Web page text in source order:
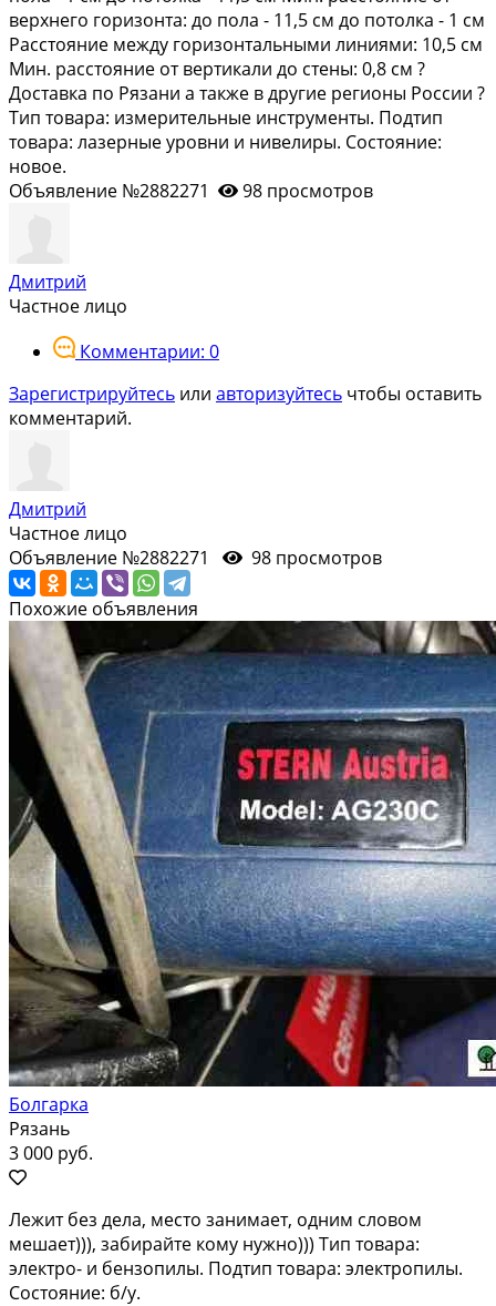
верхнего горизонта: до пола - 11,5 см до потолка - 1 см
Расстояние между горизонтальными линиями: 10,5 см
Мин. расстояние от вертикали до стены: 0,8 см ?
Доставка по Рязани а также в другие регионы России ?
Тип товара: измерительные инструменты. Подтип
товара: лазерные уровни и нивелиры. Состояние:
новое.
Объявление №2882271
98 просмотров
Дмитрий
Частное лицо
Комментарии: 0
Зарегистрируйтесь или авторизуйтесь чтобы оставить
комментарий.
Дмитрий
Частное лицо
Объявление №2882271
98 просмотров
Похожие объявления
Болгарка
Рязань
3 000 руб.
Лежит без дела, место занимает, одним словом
мешает))), забирайте кому нужно))) Тип товара:
электро- и бензопилы. Подтип товара: электропилы.
Состояние: б/у.